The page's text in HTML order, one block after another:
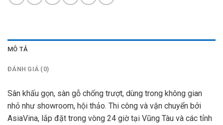
MÔ TẢ
ĐÁNH GIÁ (0)
Sân khấu gọn, sàn gỗ chống trượt, dùng trong không gian
nhỏ như showroom, hội thảo. Thi công và vận chuyển bởi
AsiaVina, lắp đặt trong vòng 24 giờ tại Vũng Tàu và các tỉnh